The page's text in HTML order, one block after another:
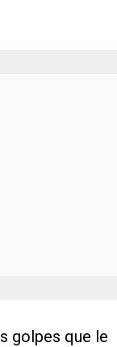
golpes que le